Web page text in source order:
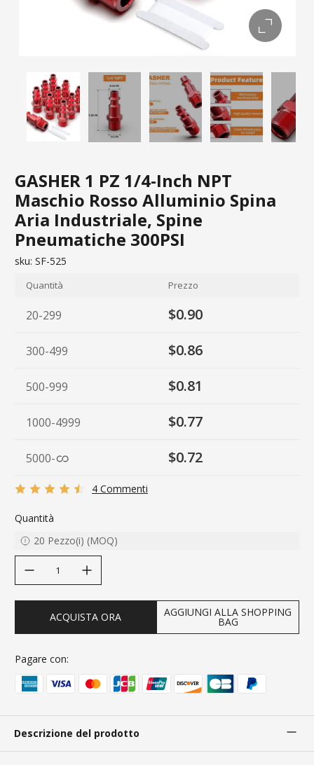
GASHER 1 PZ 1/4-Inch NPT
Maschio Rosso Alluminio Spina
Aria Industriale, Spine
Pneumatiche 300PSI
sku: SF-525
Quantità Prezzo
20-299 $0.90
300-499 $0.86
500-999 $0.81
1000-4999 $0.77
5000- $0.72
4 Commenti
Quantità
20 Pezzo(i) (MOQ)
ACQUISTA ORA AGGIUNGI ALLA SHOPPING
BAG
Pagare con:
Descrizione del prodotto